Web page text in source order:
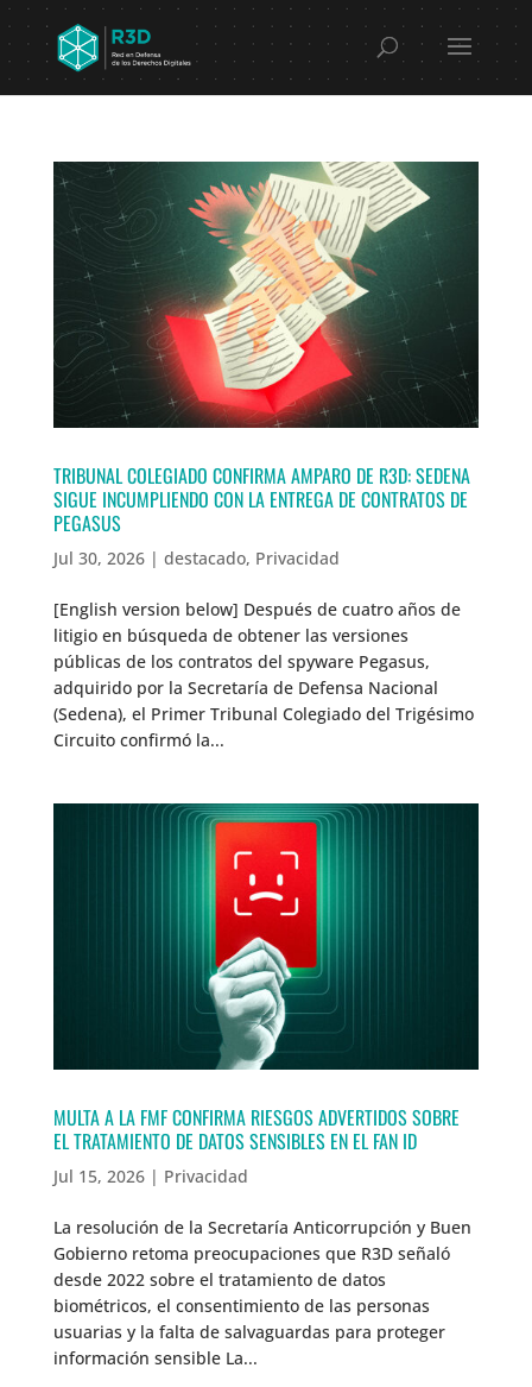
TRIBUNAL COLEGIADO CONFIRMA AMPARO DE R3D: SEDENA
SIGUE INCUMPLIENDO CON LA ENTREGA DE CONTRATOS DE
PEGASUS
Jul 30, 2026| destacado, Privacidad
[English version below] Después de cuatro años de
litigio en búsqueda de obtener las versiones
públicas de los contratos del spyware Pegasus,
adquirido por la Secretaría de Defensa Nacional
(Sedena), el Primer Tribunal Colegiado del Trigésimo
Circuito confirmó la...
MULTA A LA FMF CONFIRMA RIESGOS ADVERTIDOS SOBRE
EL TRATAMIENTO DE DATOS SENSIBLES EN EL FAN ID
Jul 15, 2026| Privacidad
La resolución de la Secretaría Anticorrupción y Buen
Gobierno retoma preocupaciones que R3D señaló
desde 2022 sobre el tratamiento de datos
biométricos, el consentimiento de las personas
usuarias y la falta de salvaguardas para proteger
información sensible La...